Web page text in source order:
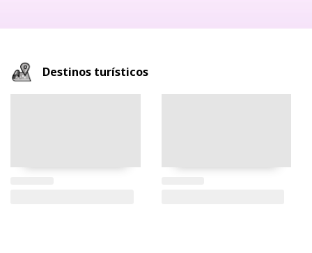
Destinos turísticos